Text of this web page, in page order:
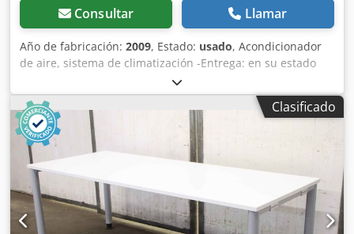
Consultar Llamar
Año de fabricación: 2009, Estado: usado, Acondicionador
de aire, sistema de climatización -Entrega: en su estado
actual, tal como se ha inspeccionado -Carcasa, panel
trasero: ligeramente deformado en la parte superior
Dodpofl N Drjfx Akiokr -Stulz: MINISpace EC, sistema de
refrigeración para salas, modelo CCD 61 A -Potencia:
aproximadamente 6,8 kW -Dimensiones: 600/670/A2250
mm -Peso: 172 kg
Clasificado